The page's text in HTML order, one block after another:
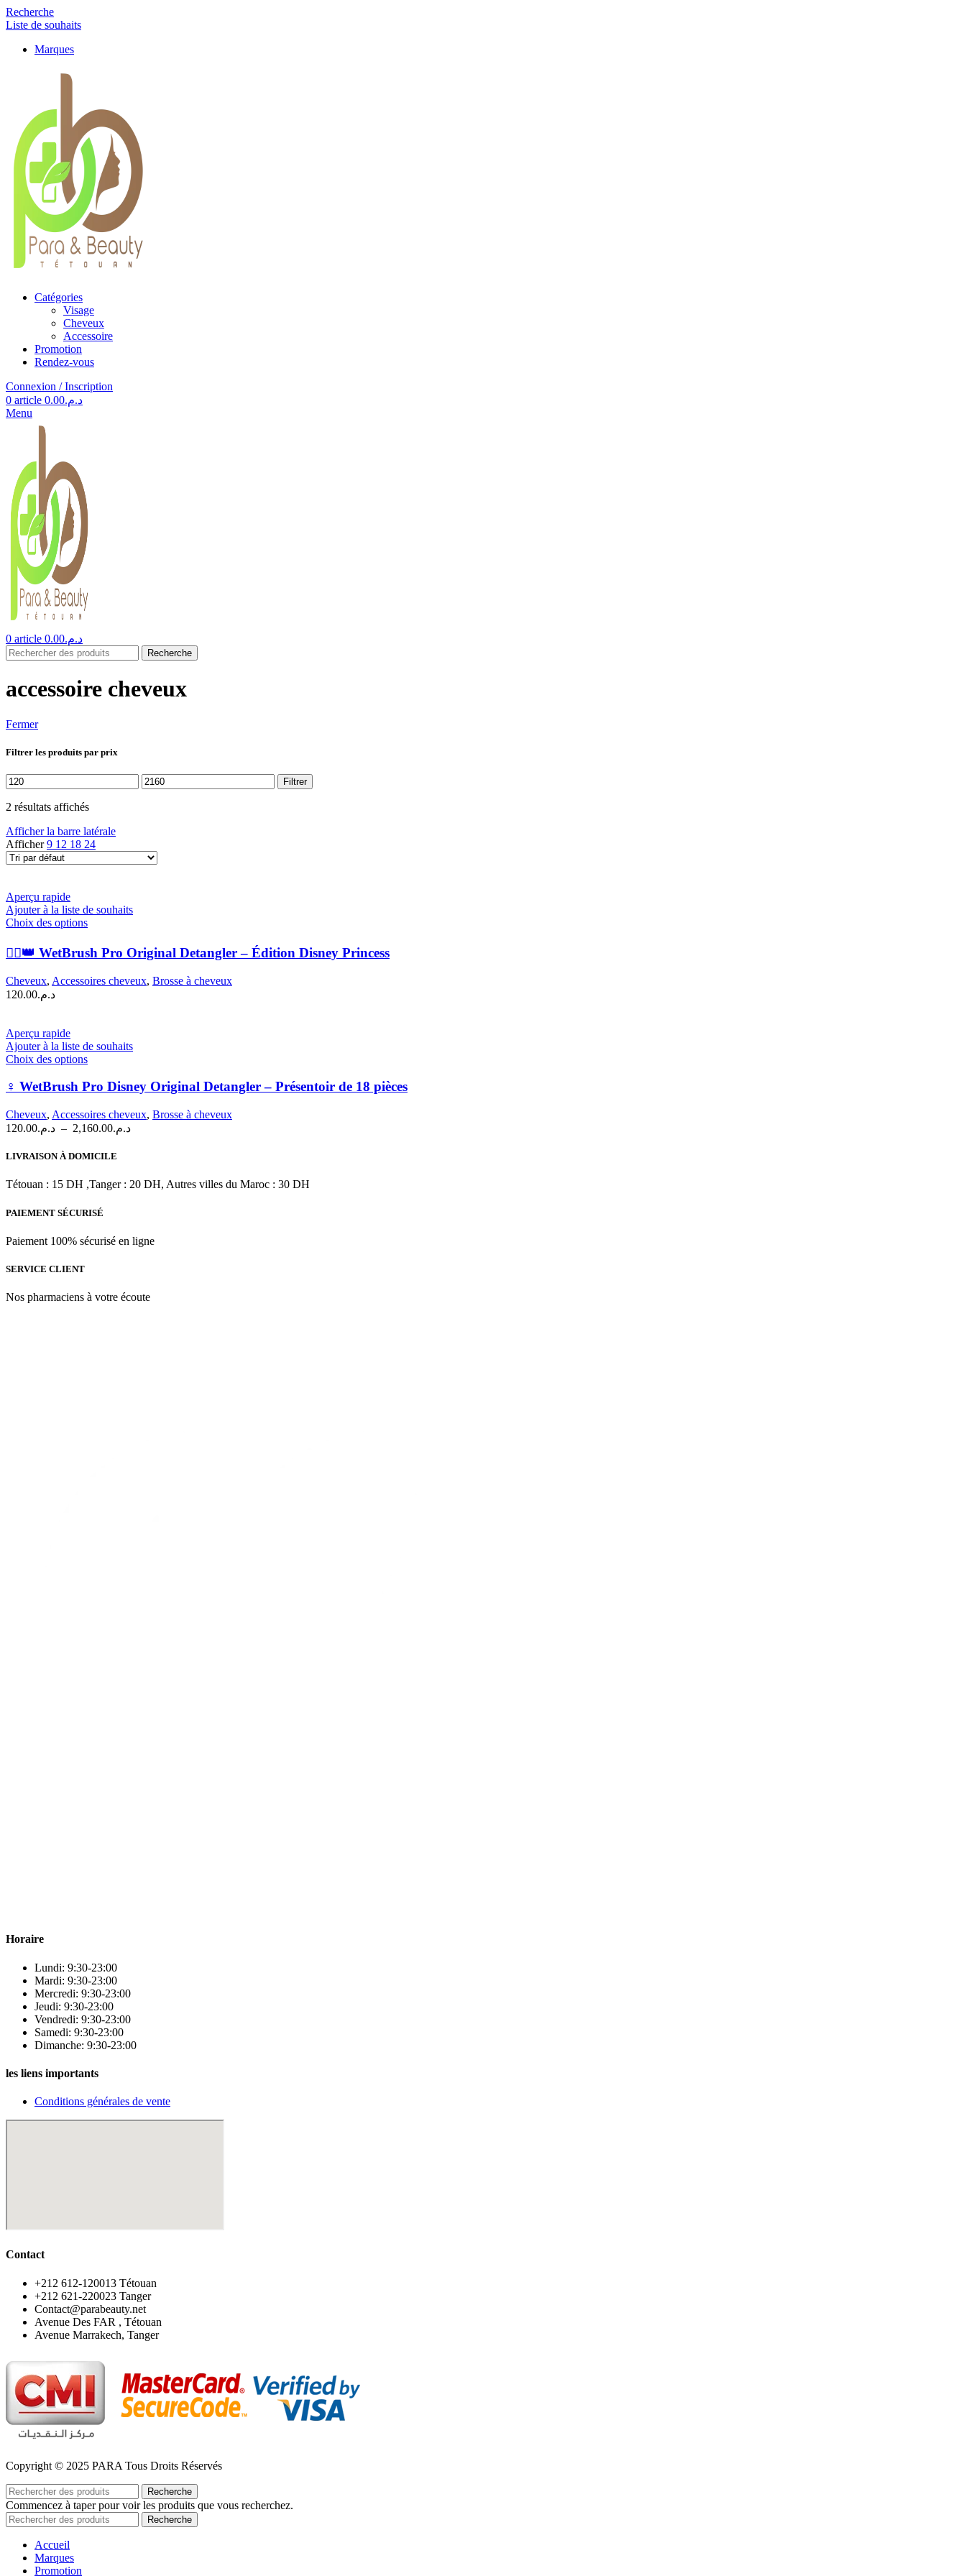
Recherche
Liste de souhaits
Marques
Catégories
Visage
Cheveux
Accessoire
Promotion
Rendez-vous
Connexion / Inscription
0 article د.م.0.00
Menu
0 article د.م.0.00
Recherche
accessoire cheveux
Fermer
Filtrer les produits par prix
Prix
min
Prix
max
Filtrer
2 résultats affichés
Afficher la barre latérale
Afficher9 12 18 24
Aperçu rapide
Ajouter à la liste de souhaits
Choix des optionsCe
a
plusieurs
Les
sur
la
du
💁‍♀️👑 WetBrush Pro Original Detangler – Édition Disney Princess
Cheveux, Accessoires cheveux, Brosse à cheveux
د.م.120.00
Aperçu rapide
Ajouter à la liste de souhaits
Choix des optionsCe
a
variations.
Les
options
être
sur
page
produit
‍♀️ WetBrush Pro Disney Original Detangler – Présentoir de 18 pièces
Cheveux, Accessoires cheveux, Brosse à cheveux
د.م.120.00 – د.م.2,160.00
Plage
à
LIVRAISON À DOMICILE
Tétouan : 15 DH ,Tanger : 20 DH, Autres villes du Maroc : 30 DH
PAIEMENT SÉCURISÉ
Paiement 100% sécurisé en ligne
SERVICE CLIENT
Nos pharmaciens à votre écoute
Horaire
Lundi: 9:30-23:00
Mardi: 9:30-23:00
Mercredi: 9:30-23:00
Jeudi: 9:30-23:00
Vendredi: 9:30-23:00
Samedi: 9:30-23:00
Dimanche: 9:30-23:00
les liens importants
Conditions générales de vente
Contact
‪+212 612-120013 Tétouan
‪+212 621-220023 Tanger
Contact@parabeauty.net
Avenue Des FAR , Tétouan
Avenue Marrakech, Tanger
Copyright © 2025 PARA Tous Droits Réservés
Recherche
Commencez à taper pour voir les produits que vous recherchez.
Recherche
Accueil
Marques
Promotion